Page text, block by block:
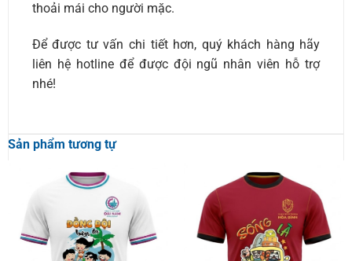
thoải mái cho người mặc.
Để được tư vấn chi tiết hơn, quý khách hàng hãy
liên hệ hotline để được đội ngũ nhân viên hỗ trợ
nhé!
Sản phẩm tương tự